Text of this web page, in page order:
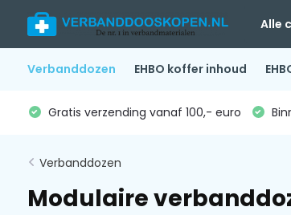
Alle
Verbanddozen EHBO koffer inhoud
Gratis verzending vanaf 100,- euro
Verbanddozen
Modulaire